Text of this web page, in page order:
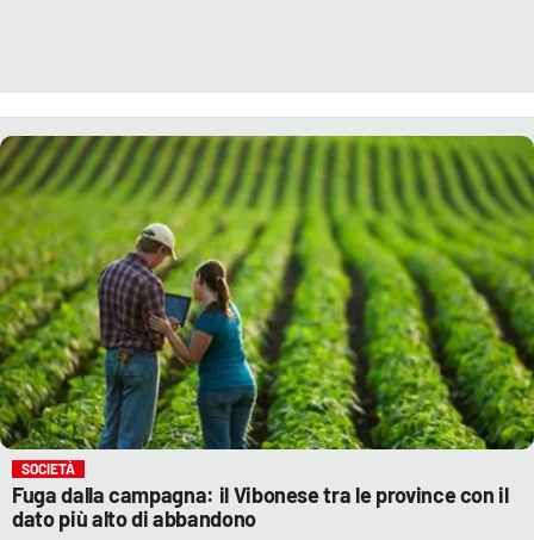
SOCIETÀ
Fuga dalla campagna: il Vibonese tra le province con il
dato più alto di abbandono